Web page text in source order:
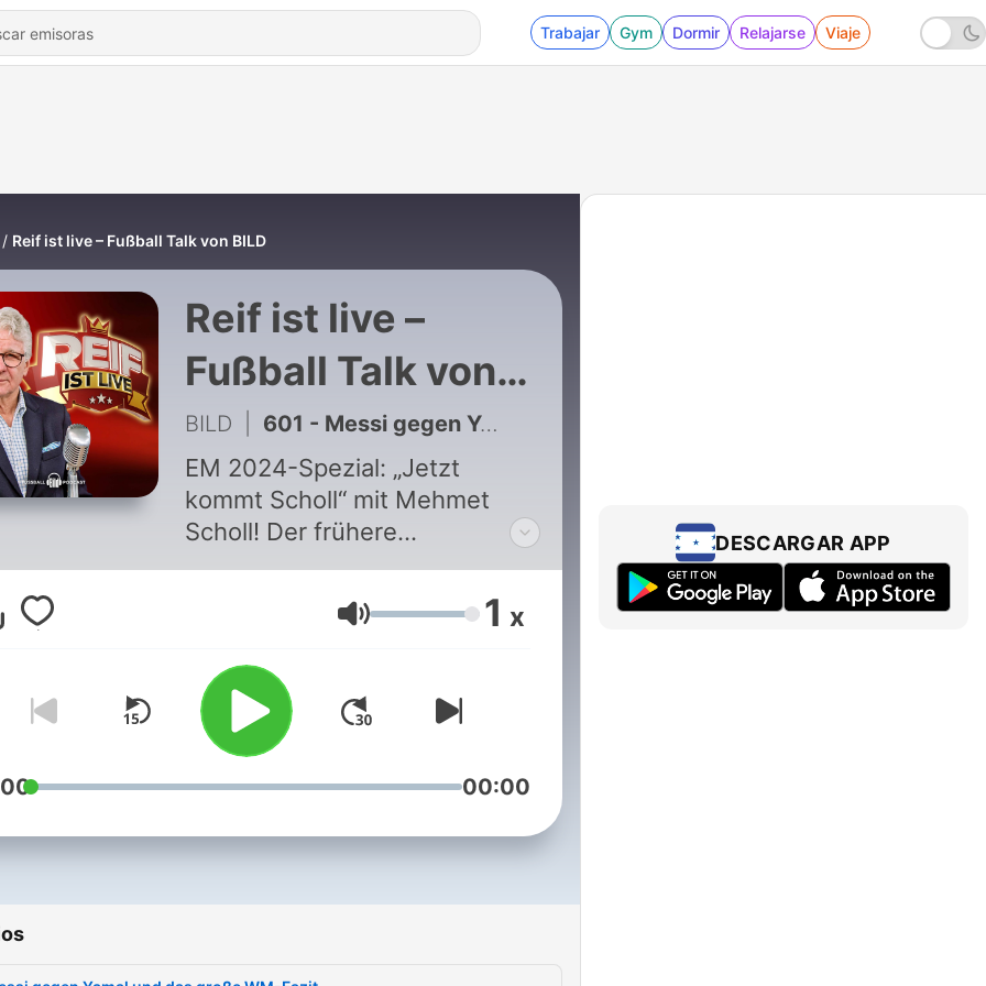
Trabajar Gym Dormir Relajarse Viaje
Reif ist live – Fußball Talk von BILD
Reif ist live –
Fußball Talk von
BILD
BILD 601 - Messi gegen Yamal und das große WM-Fazit
EM 2024-Spezial: „Jetzt
kommt Scholl“ mit Mehmet
Scholl! Der frühere
Nationalspieler und langjährige
Bayern-Star wird in neun
Europameisterschaft 2024
Partien analysieren, mit der
gewohnten Mischung aus
Kompetenz und Lockerheit.
Los geht es direkt mit am 14.
Auftaktpartie der DFB-Elf
kommt Scholl“ läuft im
regelmäßigen Wechsel mit
Volumen 1 x
00:00
DESCARGAR APP